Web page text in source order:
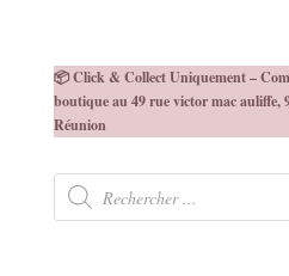
📦 Click & Collect Uniquement –
boutique au 49 rue victor mac auliffe,
Réunion
Recherche
produits